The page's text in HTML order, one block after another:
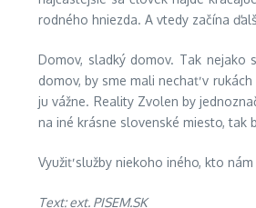
rodného hniezda. A vtedy začína
Domov, sladký domov. Tak nejako
domov, by sme mali nechať v
ju vážne. Reality Zvolen by
na iné krásne slovenské miesto, tak
Využiť služby niekoho iného, kto
Text: ext. PISEM.SK